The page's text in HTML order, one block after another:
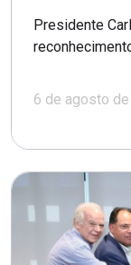
Presidente
6 de agosto